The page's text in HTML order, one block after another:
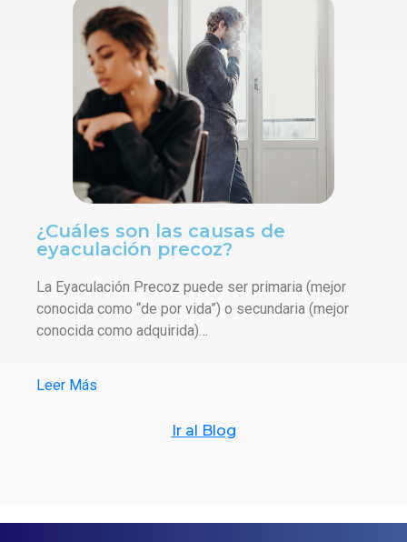
¿Cuáles son las causas de
eyaculación precoz?
La Eyaculación Precoz puede ser primaria (mejor
conocida como “de por vida”) o secundaria (mejor
conocida como adquirida)…
Leer Más
Ir al Blog